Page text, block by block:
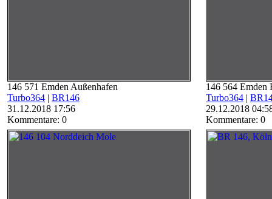
146 571 Emden Außenhafen
Turbo364 | BR146
31.12.2018 17:56
Kommentare: 0
146 564 Emden
Turbo364 |
29.12.2018
Kommentare: 0